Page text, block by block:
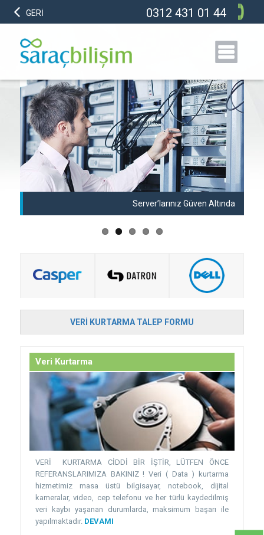
GERİ 0312 431 01 44
Server’larınız Güven Altında
VERI KURTARMA TALEP FORMU
Veri Kurtarma
VERİ KURTARMA CİDDİ BİR İŞTİR, LÜTFEN ÖNCE
REFERANSLARIMIZA BAKINIZ ! Veri ( Data ) kurtarma
hizmetimiz masa üstü bilgisayar, notebook, dijital
kameralar, video, cep telefonu ve her türlü kaydedilmiş
veri kaybı yaşanan durumlarda, maksimum başarı ile
yapılmaktadır. DEVAMI